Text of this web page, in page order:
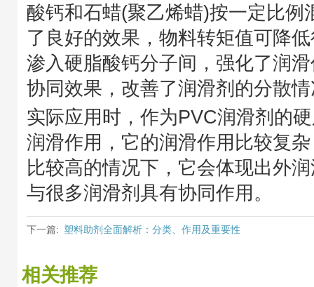
酸钙和石蜡(聚乙烯蜡)按一定比例
了良好的效果，物料转矩值可降
渗入硬脂酸钙分子间，强化了润
协同效果，改善了润滑剂的分散
实际应用时，作为PVC润滑剂的
润滑作用，它的润滑作用比较复
比较高的情况下，它会体现出外
与很多润滑剂具有协同作用。
下一篇: 塑料助剂全面解析：分类、作用及重要性
相关推荐